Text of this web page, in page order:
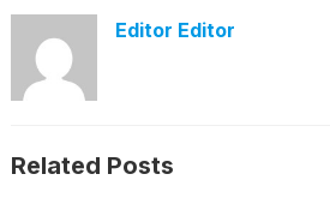
Editor Editor
Related Posts